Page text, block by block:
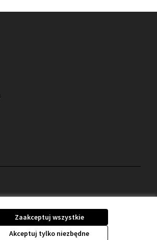
Zaakceptuj wszystkie
Akceptuj tylko niezbędne
Licencja Creative
(Link zewnętrzny)